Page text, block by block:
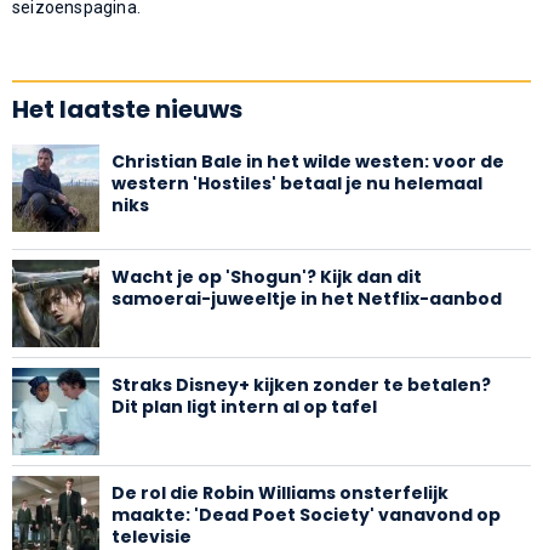
seizoenspagina.
Het laatste nieuws
Christian Bale in het wilde westen: voor de
western 'Hostiles' betaal je nu helemaal
niks
Wacht je op 'Shogun'? Kijk dan dit
samoerai-juweeltje in het Netflix-aanbod
Straks Disney+ kijken zonder te betalen?
Dit plan ligt intern al op tafel
De rol die Robin Williams onsterfelijk
maakte: 'Dead Poet Society' vanavond op
televisie